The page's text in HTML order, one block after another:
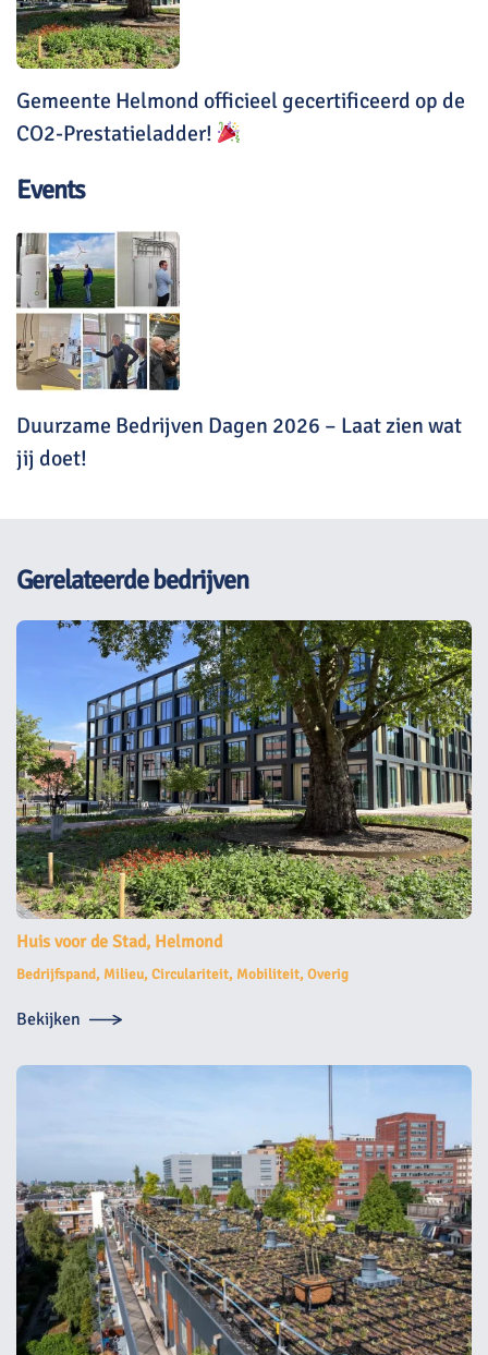
Gemeente Helmond officieel gecertificeerd op de
CO2-Prestatieladder!
Events
Duurzame Bedrijven Dagen 2026 – Laat zien wat
jij doet!
Gerelateerde bedrijven
Huis voor de Stad, Helmond
Bedrijfspand, Milieu, Circulariteit, Mobiliteit, Overig
Bekijken